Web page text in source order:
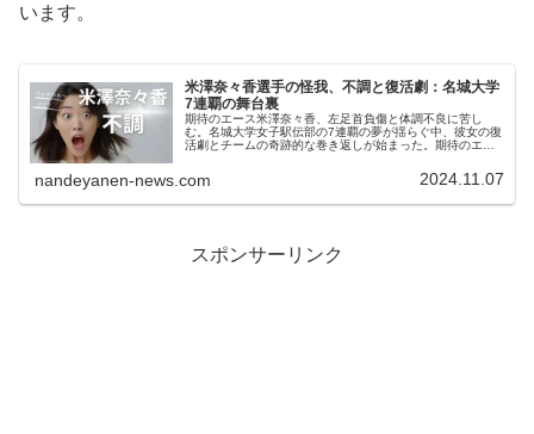
います。
米澤奈々香選手の怪我、不調と復活劇：名城大学
7連覇の舞台裏
期待のエース米澤奈々香、左足首負傷と体調不良に苦し
む。名城大学女子駅伝部の7連覇の夢が揺らぐ中、彼女の復
活劇とチームの奇跡的な巻き返しが始まった。期待のエー
nandeyanen-news.com 2024.11.07
スポンサーリンク